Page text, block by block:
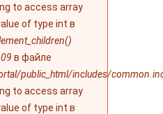
to access array
of type int в
в файле
public_html/includes/
to access array
of type int в